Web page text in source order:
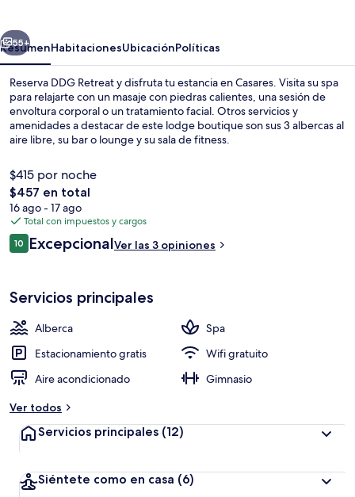
Siguiente
55+
ResumenHabitacionesUbicaciónPolíticas
Reserva DDG Retreat y disfruta tu estancia en Casares. Visita su spa
para relajarte con un masaje con piedras calientes, una sesión de
envoltura corporal o un tratamiento facial. Otros servicios y
amenidades a destacar de este lodge boutique son sus 3 albercas al
aire libre, su bar o lounge y su sala de fitness.
$415 por noche
El
precio
total
es
de
$457 en total
16 ago - 17 ago
Total con impuestos y cargos
Opiniones
1010 de 10,
ExcepcionalVer las 3 opiniones
Servicios principales
Alberca
Spa
Estacionamiento gratis
Wifi gratuito
Aire acondicionado
Gimnasio
Ver todos
Servicios principales (12)
Siéntete como en casa (6)